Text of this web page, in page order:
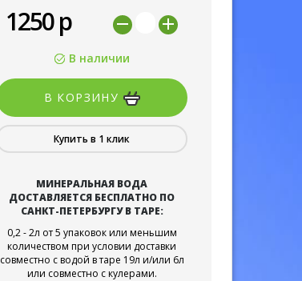
1250р
В наличии
В КОРЗИНУ
Купить в 1 клик
МИНЕРАЛЬНАЯ ВОДА
ДОСТАВЛЯЕТСЯ БЕСПЛАТНО ПО
САНКТ-ПЕТЕРБУРГУ В ТАРЕ:
0,2 - 2л от 5 упаковок или меньшим
количеством при условии доставки
совместно с водой в таре 19л и/или 6л
или совместно с кулерами.